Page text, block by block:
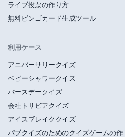
ライブ投票の作り方
無料ビンゴカード生成ツール
利用ケース
アニバーサリークイズ
ベビーシャワークイズ
バースデークイズ
会社トリビアクイズ
アイスブレイククイズ
パブクイズのためのクイズゲームの作